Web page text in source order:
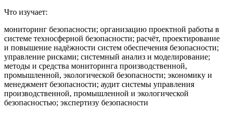
Что изучает:
мониторинг безопасности; организацию проектной работы в
системе техносферной безопасности; расчёт, проектирование
и повышение надёжности систем обеспечения безопасности;
управление рисками; системный анализ и моделирование;
методы и средства мониторинга производственной,
промышленной, экологической безопасности; экономику и
менеджмент безопасности; аудит системы управления
производственной, промышленной и экологической
безопасностью; экспертизу безопасности